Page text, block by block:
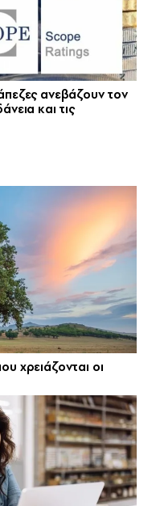
ανεβάζουν τον
και τις
χρειάζονται οι